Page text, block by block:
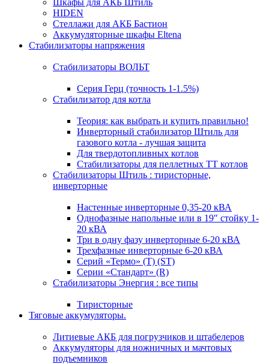
Шкафы для АКБ Штиль
HIDEN
Стеллажи для АКБ Бастион
Аккумуляторные шкафы Eltena
Стабилизаторы напряжения
Стабилизаторы ВОЛЬТ
Серия Герц (точность 1-1.5%)
Стабилизатор для котла
Теория: как выбрать и купить правильно!
Инверторный стабилизатор Штиль для
газового котла - лучшая защита
Для твердотопливных котлов
Стабилизаторы для пеллетных ТТ котлов
Стабилизаторы Штиль : тиристорные,
инверторные
Настенные инверторные 0,35-20 кВА
Однофазные напольные или в 19" стойку 1-
20 кВА
Три в одну фазу инверторные 6-20 кВА
Трехфазные инверторные 6-20 кВА
Серий «Термо» (T) (ST)
Серии «Стандарт» (R)
Стабилизаторы Энергия : все типы
Тиристорные
Тяговые аккумуляторы.
Литиевые АКБ для погрузчиков и штабелеров
Аккумуляторы для ножничных и мачтовых
подъемников